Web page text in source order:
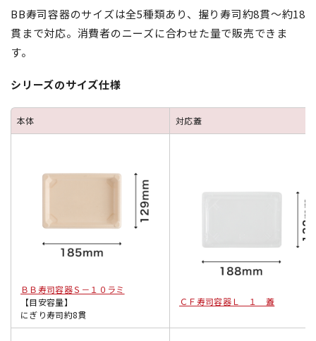
BB寿司容器のサイズは全5種類あり、握り寿司約8貫～約18
貫まで対応。消費者のニーズに合わせた量で販売できま
す。
シリーズのサイズ仕様
本体 対応蓋
ＢＢ寿司容器Ｓ－１０ラミ
【目安容量】
にぎり寿司約8貫
ＣＦ寿司容器Ｌ １ 蓋